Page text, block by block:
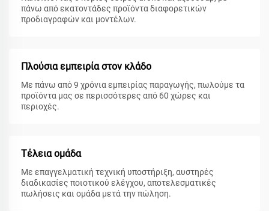
πάνω από εκατοντάδες προϊόντα διαφορετικών
προδιαγραφών και μοντέλων.
Πλούσια εμπειρία στον κλάδο
Με πάνω από 9 χρόνια εμπειρίας παραγωγής, πωλούμε τα
προϊόντα μας σε περισσότερες από 60 χώρες και
περιοχές.
Τέλεια ομάδα
Με επαγγελματική τεχνική υποστήριξη, αυστηρές
διαδικασίες ποιοτικού ελέγχου, αποτελεσματικές
πωλήσεις και ομάδα μετά την πώληση.